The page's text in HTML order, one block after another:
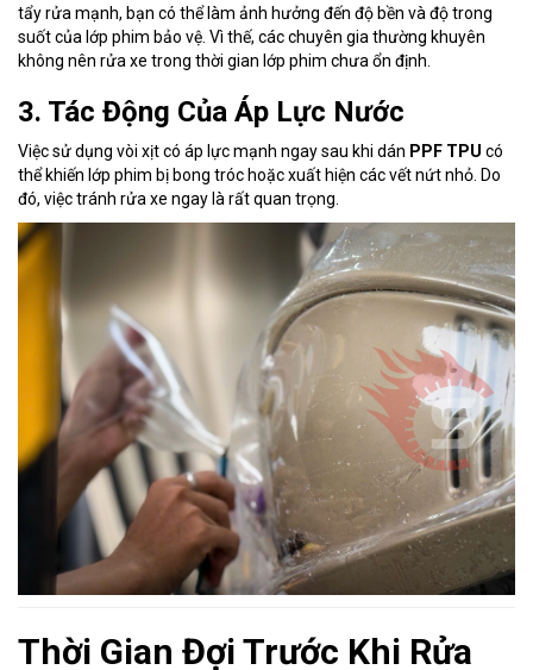
tẩy rửa mạnh, bạn có thể làm ảnh hưởng đến độ bền và độ trong
suốt của lớp phim bảo vệ. Vì thế, các chuyên gia thường khuyên
không nên rửa xe trong thời gian lớp phim chưa ổn định.
3. Tác Động Của Áp Lực Nước
Việc sử dụng vòi xịt có áp lực mạnh ngay sau khi dán PPF TPU có
thể khiến lớp phim bị bong tróc hoặc xuất hiện các vết nứt nhỏ. Do
đó, việc tránh rửa xe ngay là rất quan trọng.
Thời Gian Đợi Trước Khi Rửa